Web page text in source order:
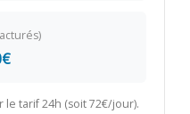
le tarif 24h (soit 72€/jour).